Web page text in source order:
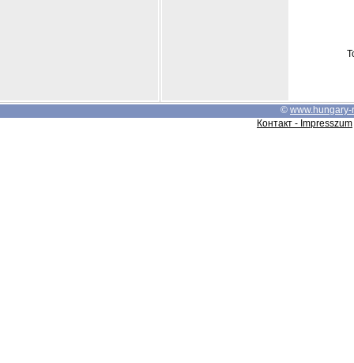
© www.hungary-
Контакт - Impresszum